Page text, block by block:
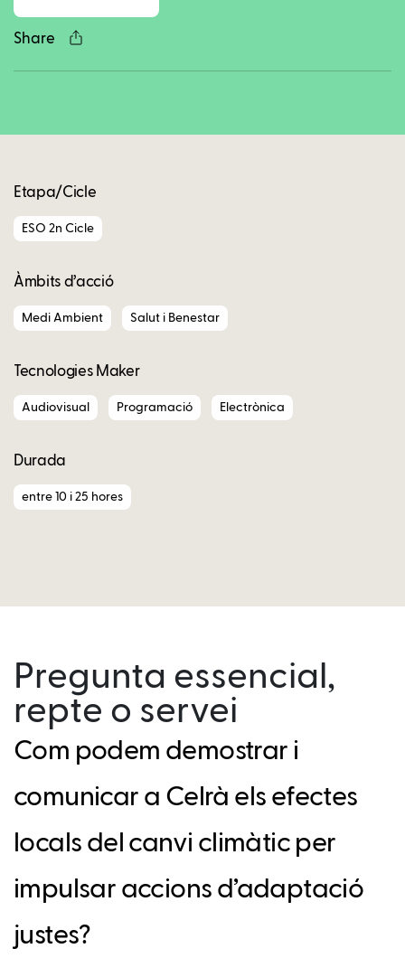
Share
Etapa/Cicle
ESO 2n Cicle
Àmbits d’acció
Medi Ambient Salut i Benestar
Tecnologies Maker
Audiovisual Programació Electrònica
Durada
entre 10 i 25 hores
Pregunta essencial,
repte o servei
Com podem demostrar i
comunicar a Celrà els efectes
locals del canvi climàtic per
impulsar accions d’adaptació
justes?